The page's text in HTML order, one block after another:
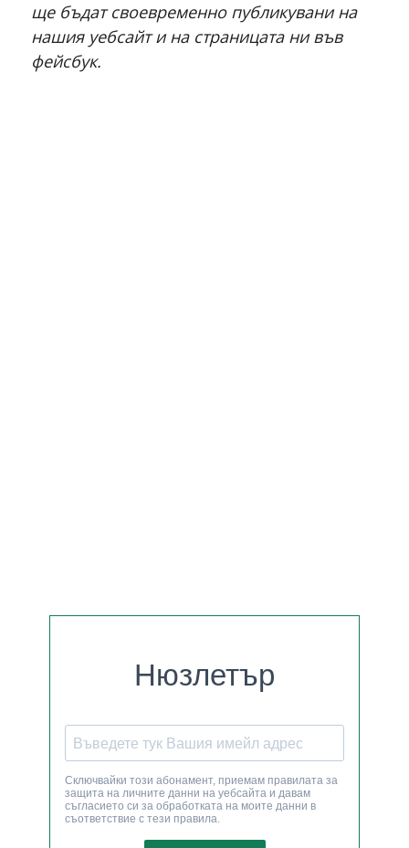
ще бъдат своевременно публикувани на
нашия уебсайт и на страницата ни във
фейсбук.